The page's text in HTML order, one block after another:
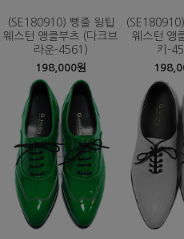
(SE180910) 삥줄 윙팁
웨스턴 앵클부츠 (다크브
라운-4561)
198,000원
웨스턴 앵
키-